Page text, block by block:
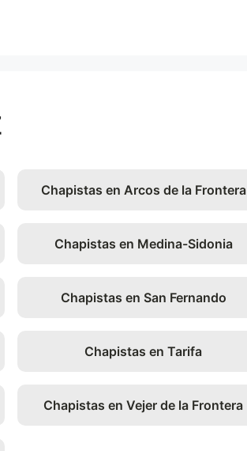
Chapistas en Arcos de la Frontera
Chapistas en Medina-Sidonia
Chapistas en San Fernando
Chapistas en Tarifa
Chapistas en Vejer de la Frontera